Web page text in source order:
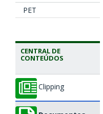
PET
CENTRAL DE
CONTEÚDOS
Clipping